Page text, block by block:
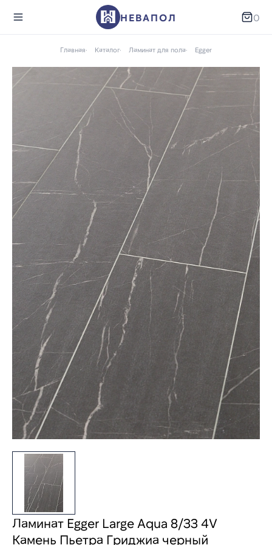
НЕВАПОЛ 0
Главная Каталог Ламинат для пола Egger
Ламинат Egger Large Aqua 8/33 4V
Камень Пьетра Гриджиа черный